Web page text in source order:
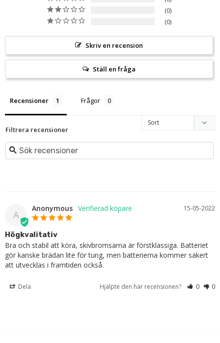
0
0
Skriv en recension
Ställ en fråga
Recensioner Frågor
Filtrera recensioner
A
15-05-2022
Anonymous
Högkvalitativ
Bra och stabil att köra, skivbromsarna är förstklassiga. Batteriet
gör kanske brädan lite för tung, men batterierna kommer säkert
att utvecklas i framtiden också.
Dela Hjälpte den här recensionen? 0 0